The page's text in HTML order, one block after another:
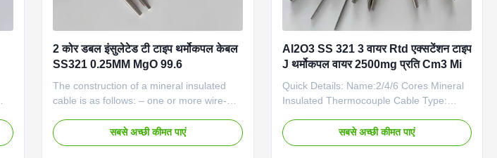
2 कोर डबल इंसुलेटेड टी टाइप थर्मोकपल केबल
SS321 0.25MM MgO 99.6
The construction of a mineral insulated
cable is as follows: – one or more wire-
high insulation quality mineral powder and
pressed into a metal tube (sheath) made
सबसे अच्छी कीमत पाएं
Al2O3 SS 321 3 वायर Rtd एक्सटेंशन टाइप
J थर्मोकपल वायर 2500mg प्रति Cm3 Mi
Quick Details: Name:2/4/6 Cores Mineral
Insulated Thermocouple Cable Type:
NiCrSi-NiSi), NiCr-Konstantan Sheath
material: SS321(SS304),
सबसे अच्छी कीमत पाएं